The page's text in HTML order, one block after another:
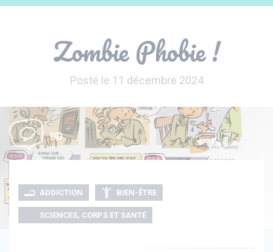
Zombie Phobie !
Posté le 11 décembre 2024
BD
ADDICTION BIEN-ÊTRE
SCIENCES, CORPS ET SANTÉ
Panneau de gestion des cookies